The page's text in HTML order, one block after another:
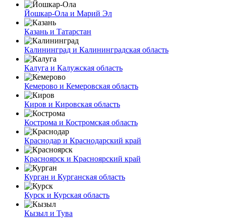
Йошкар-Ола и Марий Эл
Казань и Татарстан
Калининград и Калининградская область
Калуга и Калужская область
Кемерово и Кемеровская область
Киров и Кировская область
Кострома и Костромская область
Краснодар и Краснодарский край
Красноярск и Красноярский край
Курган и Курганская область
Курск и Курская область
Кызыл и Тува